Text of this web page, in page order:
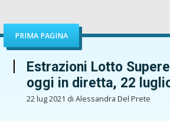
PRIMA PAGINA
Estrazioni Lotto
oggi in diretta, 22
22 lug 2021 di Alessandra Del Prete